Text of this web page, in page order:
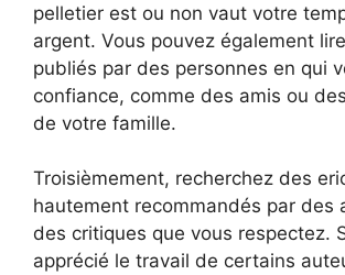
pelletier est ou non vaut votre
argent. Vous pouvez également
publiés par des personnes en qui
confiance, comme des amis ou
de votre famille.
Troisièmement, recherchez des
hautement recommandés par des
des critiques que vous respectez.
apprécié le travail de certains